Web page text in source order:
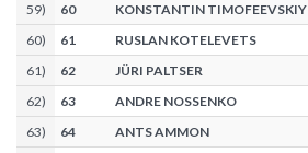
59) 60
KONSTANTIN TIMOFEEVSKIY
60) 61
RUSLAN KOTELEVETS
61) 62
JÜRI PALTSER
62) 63
ANDRE NOSSENKO
63) 64
ANTS AMMON